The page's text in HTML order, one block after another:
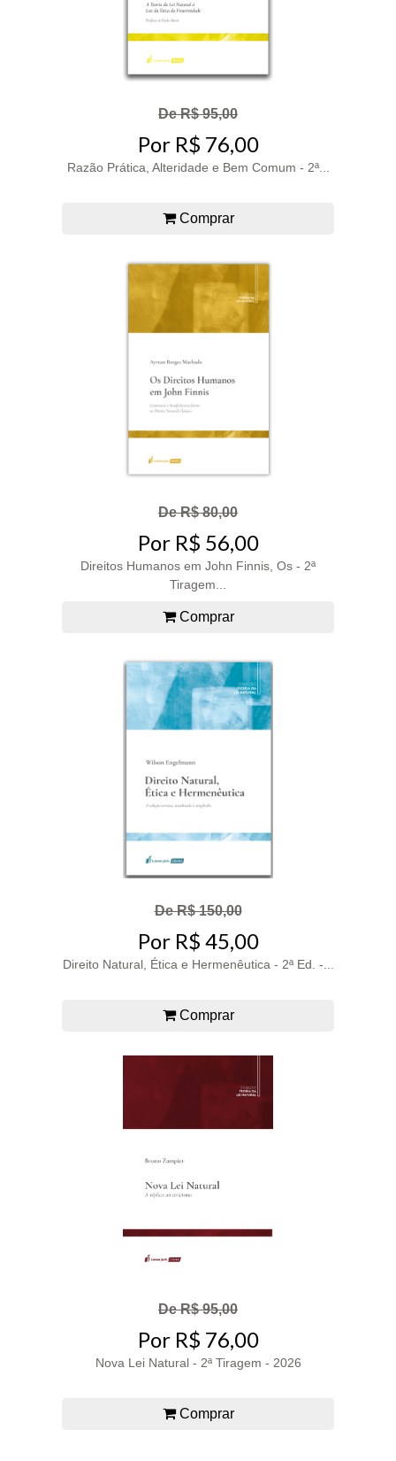
De R$ 95,00
Por R$ 76,00
Razão Prática, Alteridade e Bem Comum - 2ª...
Comprar
De R$ 80,00
Por R$ 56,00
Direitos Humanos em John Finnis, Os - 2ª
Tiragem...
Comprar
De R$ 150,00
Por R$ 45,00
Direito Natural, Ética e Hermenêutica - 2ª Ed. -...
Comprar
De R$ 95,00
Por R$ 76,00
Nova Lei Natural - 2ª Tiragem - 2026
Comprar